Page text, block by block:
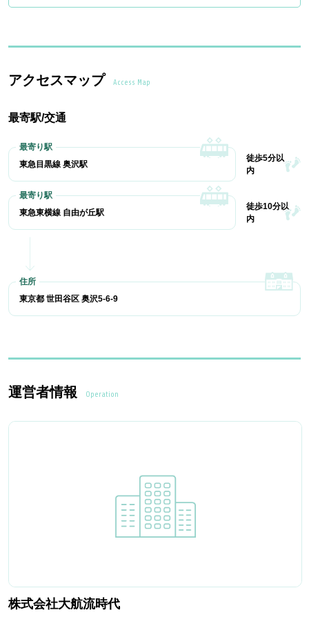
アクセスマップ Access Map
最寄駅/交通
東急目黒線 奥沢駅
徒歩5分以
内
東急東横線 自由が丘駅
徒歩10分以
内
東京都 世田谷区 奥沢5-6-9
運営者情報 Operation
株式会社大航流時代